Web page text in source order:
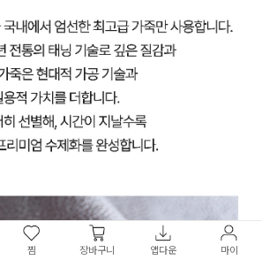
찜 장바구니 앱다운 마이